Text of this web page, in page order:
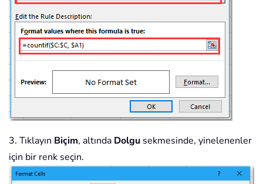
3. Tıklayın Biçim, altında Dolgu sekmesinde, yinelenenler
için bir renk seçin.